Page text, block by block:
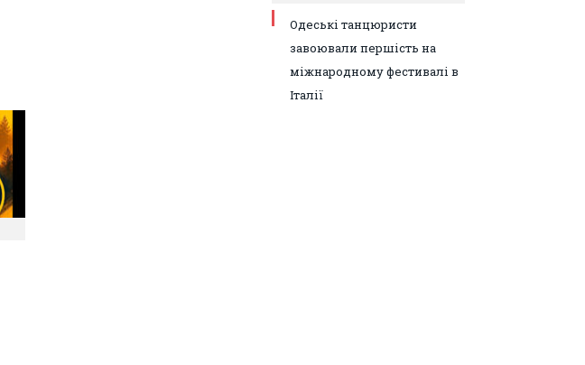
Одеські танцюристи
завоювали першість на
міжнародному фестивалі в
Італії